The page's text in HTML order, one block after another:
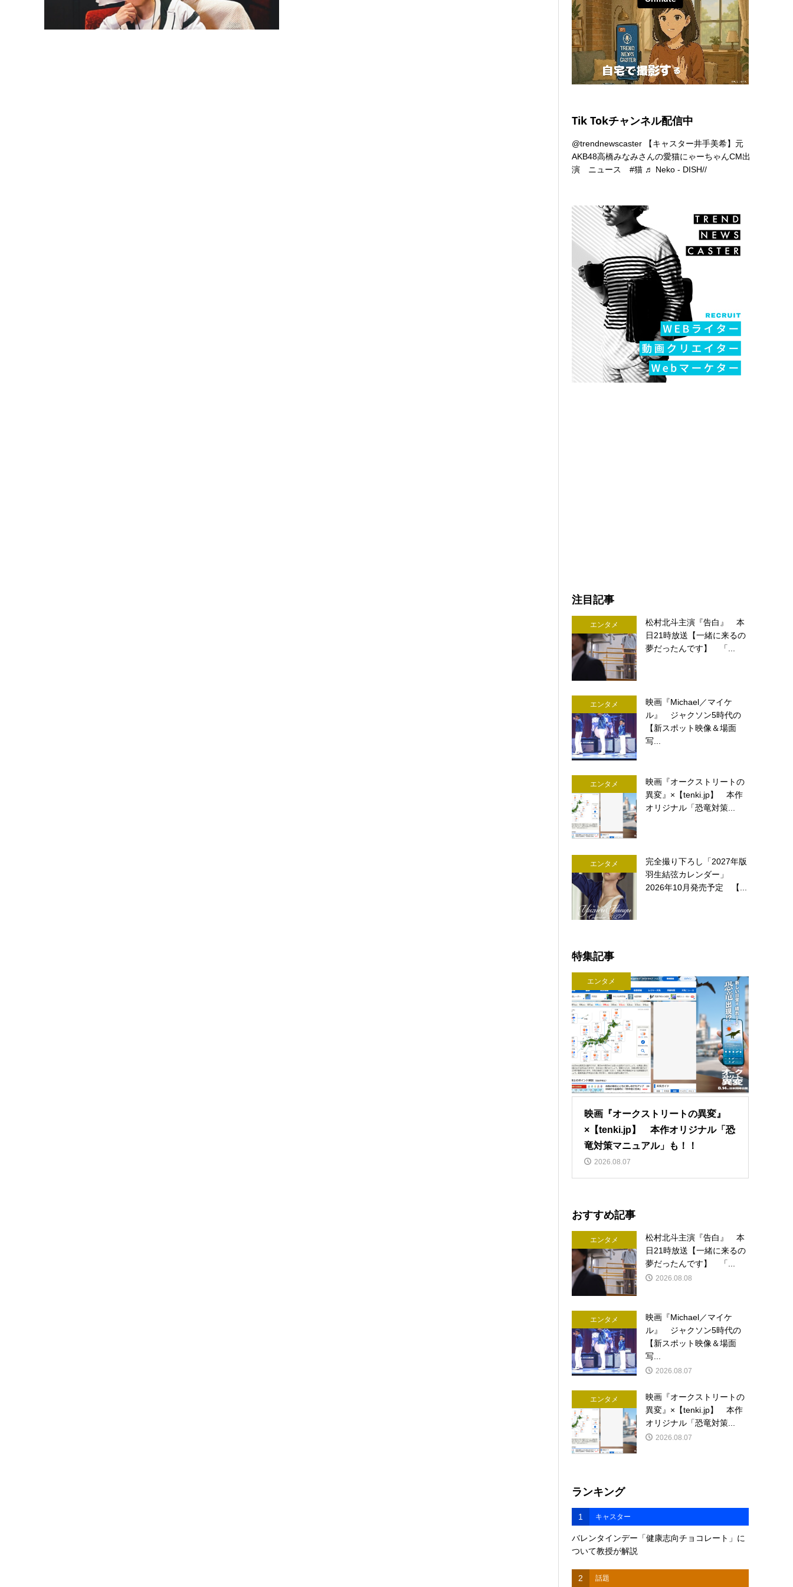
Tik Tokチャンネル配信中
@trendnewscaster 【キャスター井手美希】元
AKB48高橋みなみさんの愛猫にゃーちゃんCM出
演 ニュース#猫 ♬ Neko - DISH//
注目記事
エンタメ
松村北斗主演『告白』 本
日21時放送【一緒に来るの
夢だったんです】 「...
エンタメ
映画『Michael／マイケ
ル』 ジャクソン5時代の
【新スポット映像＆場面
写...
エンタメ
映画『オークストリートの
異変』×【tenki.jp】 本作
オリジナル「恐竜対策...
エンタメ
完全撮り下ろし「2027年版
羽生結弦カレンダー」
2026年10月発売予定 【...
特集記事
エンタメ
映画『オークストリートの異変』
×【tenki.jp】 本作オリジナル「恐
竜対策マニュアル」も！！
2026.08.07
おすすめ記事
エンタメ
松村北斗主演『告白』 本
日21時放送【一緒に来るの
夢だったんです】 「...
2026.08.08
エンタメ
映画『Michael／マイケ
ル』 ジャクソン5時代の
【新スポット映像＆場面
写...
2026.08.07
エンタメ
映画『オークストリートの
異変』×【tenki.jp】 本作
オリジナル「恐竜対策...
2026.08.07
ランキング
1 キャスター
バレンタインデー「健康志向チョコレート」に
ついて教授が解説
2 話題